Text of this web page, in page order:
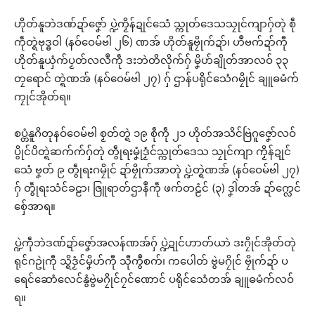
ဟိုတ်နူဘဲဒဏ်ဍာ်ဇၞော် ပ္ဍဲကၟိန်ဍုင်သေံ သ္ကုတ်ဒေသသၠုင်ကျာဂှ်တုဲ စဵု
ကဵုတ္ရဲဗုဒ္ဓဝါ (နဝ်ဝေမ်ဗါ ၂၆) ဏအ် ဟိုတ်နူဗၠိုက်ဍာ်၊ ဟဳဗက်ဍာ်ကီု
ဟိုတ်နူယှံက်ပၟတ်လလဳကဵု ဒးဘဲတိလိုက်ဂှ် မၞိဟ်ချိုတ်အာလဝ် ၃၃
တၠရောင် တ္ရဲဏအ် (နဝ်ဝေမ်ဗါ ၂၇) ဂှ် ဌာန်ပရိုင်သေံဂမၠိုင် ချူဓမံက်
ကၠုင်အိုတ်ရ။
စပ္တံနူဂိတုနဝ်ဝေမ်ဗါ စၟတ်တ္ရဲ ၁၉ စဵုကဵု ၂၁ ဟိုတ်အသိင်ဗြဲဂူဇၞော်လဝ်
ပွိုင်ပိတ္ရဲဆက်က်ဂှ်တုဲ တွဵုရးမၞုံဒၟံင်သ္ကုတ်ဒေသ သၠုင်ကျာ ကၟိန်ဍုင်
သေံ ဗၞတ် ၉ တွဵုရးဂမၠိုင် ဍာ်ဗၠိုက်အာတုဲ ပ္ဍဲတ္ရဲဏအ် (နဝ်ဝေမ်ဗါ ၂၇)
ဂှ် တွဵုရးသံင်ခဠာ၊ ဇြူရာတ်ဌာနဳကဵု ဖက်တဠံင် (၃) ဒၞါဲတအ် ဍာ်က္လေင်
စှ်ေအာရ။
ပ္ဍဲကဵုဘဲဒဏ်ဍာ်ဇၞော်အလန်ဏအ်ဂှ် ပ္ဍဲဍုင်ဟာတ်ယာဲ ဒးဂၠိုင်အိုတ်တုဲ
ရုင်ဂဥုဲကီု သ္ရိဒၟံင်မၞိဟ်ကီု သီုကွဳစက်၊ ကပေါတ် ဗွဲမဂၠိုင် ဗၠိုက်ဍာ် ပ
ရေင်ဆောံလေင်နွံဗွဲမဂၠိုင်ဂၠင်ဏောင် ပရိုင်သေံတအ် ချူဓမံက်လဝ်
ရ။